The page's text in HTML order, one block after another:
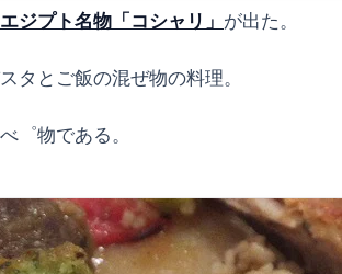
エジプト名物「コシャリ」 が出た。
タとご飯の混ぜ物の料理。
゜物である。